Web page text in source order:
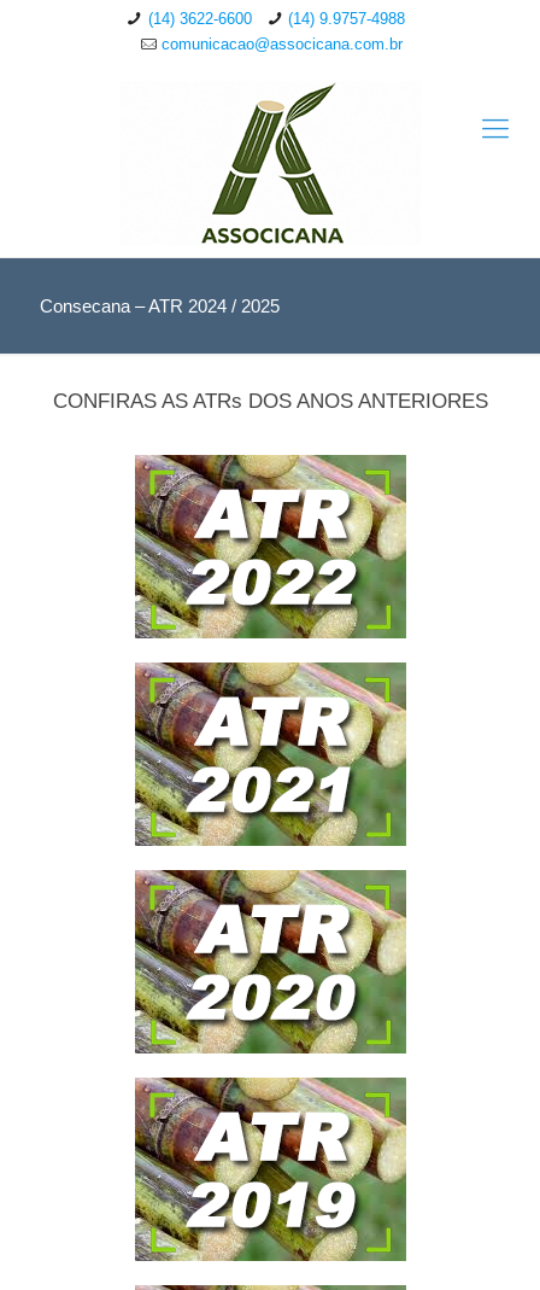
(14) 3622-6600
(14) 9.9757-4988
comunicacao@associcana.com.br
Consecana – ATR 2024 / 2025
CONFIRAS AS ATRs DOS ANOS ANTERIORES